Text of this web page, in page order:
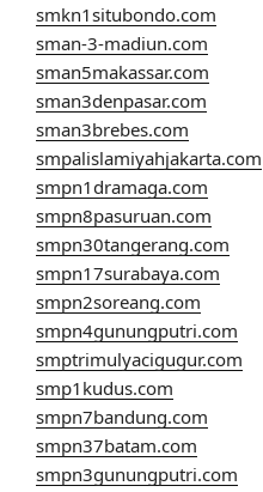
smkn1situbondo.com
sman-3-madiun.com
sman5makassar.com
sman3denpasar.com
sman3brebes.com
smpalislamiyahjakarta.com
smpn1dramaga.com
smpn8pasuruan.com
smpn30tangerang.com
smpn17surabaya.com
smpn2soreang.com
smpn4gunungputri.com
smptrimulyacigugur.com
smp1kudus.com
smpn7bandung.com
smpn37batam.com
smpn3gunungputri.com